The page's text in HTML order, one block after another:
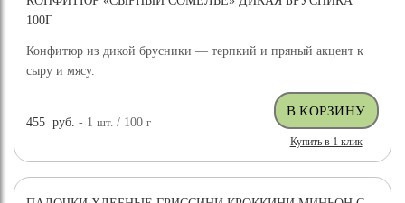
100Г
Конфитюр из дикой брусники — терпкий и пряный акцент к
сыру и мясу.
455 руб. - 1шт. / 100г
Купить в 1 клик